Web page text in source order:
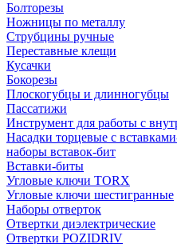
Болторезы
Ножницы по металлу
Струбцины ручные
Переставные клещи
Кусачки
Бокорезы
Плоскогубцы и длинногубцы
Пассатижи
Инструмент для работы с
Насадки торцевые с
наборы вставок-бит
Вставки-биты
Угловые ключи TORX
Угловые ключи шестигранные
Наборы отверток
Отвертки диэлектрические
Отвертки POZIDRIV